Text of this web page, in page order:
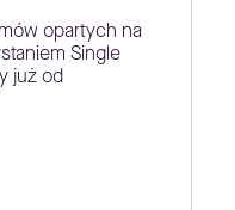
opartych na
Single
już od